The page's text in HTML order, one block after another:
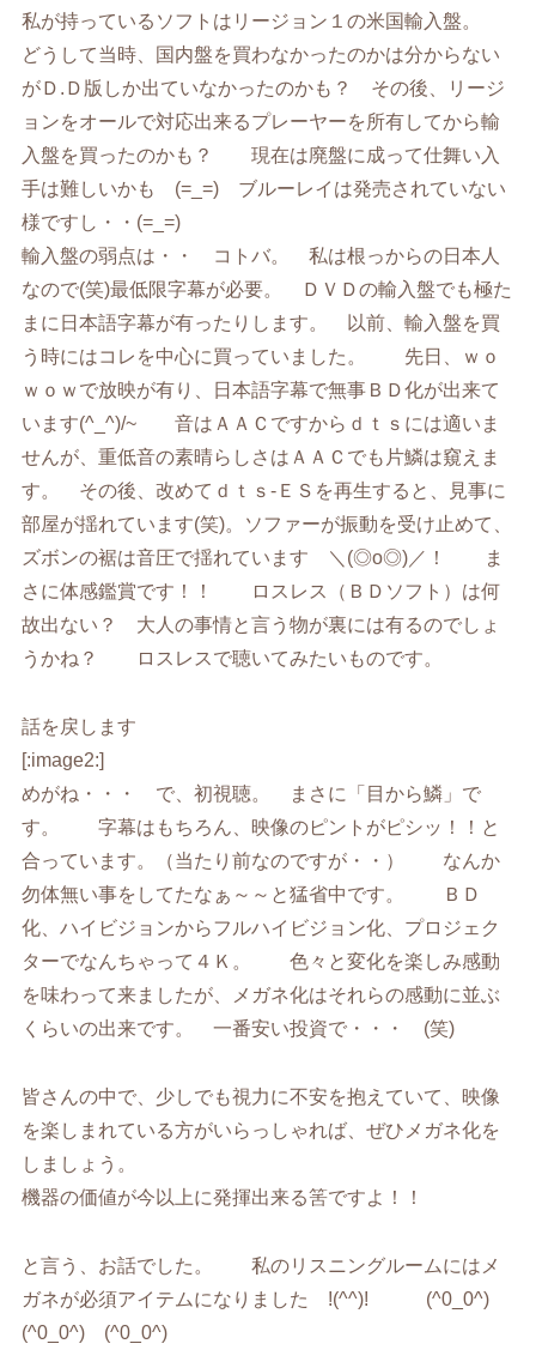
私が持っているソフトはリージョン１の米国輸入盤。
どうして当時、国内盤を買わなかったのかは分からない
がＤ.Ｄ版しか出ていなかったのかも？ その後、リージ
ョンをオールで対応出来るプレーヤーを所有してから輸
入盤を買ったのかも？ 現在は廃盤に成って仕舞い入
手は難しいかも (=_=) ブルーレイは発売されていない
様ですし・・(=_=)
輸入盤の弱点は・・ コトバ。 私は根っからの日本人
なので(笑)最低限字幕が必要。 ＤＶＤの輸入盤でも極た
まに日本語字幕が有ったりします。 以前、輸入盤を買
う時にはコレを中心に買っていました。 先日、ｗｏ
ｗｏｗで放映が有り、日本語字幕で無事ＢＤ化が出来て
います(^_^)/~ 音はＡＡＣですからｄｔｓには適いま
せんが、重低音の素晴らしさはＡＡＣでも片鱗は窺えま
す。 その後、改めてｄｔｓ-ＥＳを再生すると、見事に
部屋が揺れています(笑)。ソファーが振動を受け止めて、
ズボンの裾は音圧で揺れています ＼(◎o◎)／！ ま
さに体感鑑賞です！！ ロスレス（ＢＤソフト）は何
故出ない？ 大人の事情と言う物が裏には有るのでしょ
うかね？ ロスレスで聴いてみたいものです。
話を戻します
[:image2:]
めがね・・・ で、初視聴。 まさに「目から鱗」で
す。 字幕はもちろん、映像のピントがピシッ！！と
合っています。（当たり前なのですが・・） なんか
勿体無い事をしてたなぁ～～と猛省中です。 ＢＤ
化、ハイビジョンからフルハイビジョン化、プロジェク
ターでなんちゃって４Ｋ。 色々と変化を楽しみ感動
を味わって来ましたが、メガネ化はそれらの感動に並ぶ
くらいの出来です。 一番安い投資で・・・ (笑)
皆さんの中で、少しでも視力に不安を抱えていて、映像
を楽しまれている方がいらっしゃれば、ぜひメガネ化を
しましょう。
機器の価値が今以上に発揮出来る筈ですよ！！
と言う、お話でした。 私のリスニングルームにはメ
ガネが必須アイテムになりました !(^^)! (^0_0^)
(^0_0^) (^0_0^)